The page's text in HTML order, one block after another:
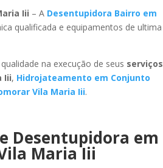
Iii – A Desentupidora Bairro em
qualificada e equipamentos de ultima
na execução de seus serviços
Iii, Hidrojateamento em Conjunto
Vila Maria Iii.
Desentupidora em
Maria Iii